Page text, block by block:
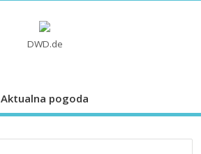
DWD.de
Aktualna pogoda